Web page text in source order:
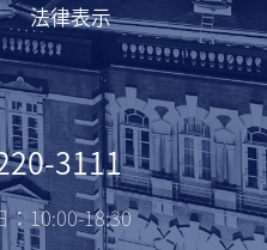
法律表示
3111
10:00-18:30